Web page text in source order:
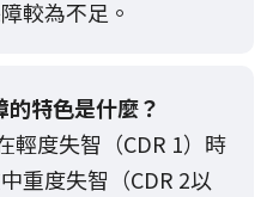
較為不足。
特色是什麼？
輕度失智（CDR 1）時
重度失智（CDR 2以